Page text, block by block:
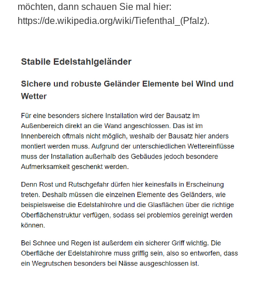
möchten, dann schauen Sie mal hier:
https://de.wikipedia.org/wiki/Tiefenthal_(Pfalz).